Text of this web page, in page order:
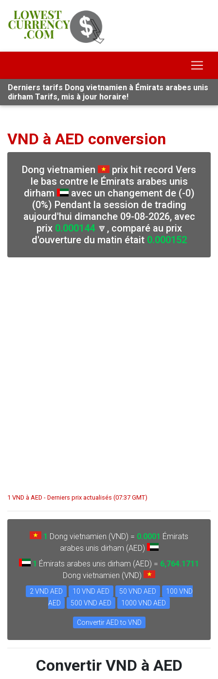
Derniers tarifs Dong vietnamien à Émirats arabes unis
dirham Tarifs, mis à jour horaire!
VND à AED conversion
Dong vietnamien
prix hit record Vers
le bas contre le Émirats arabes unis
dirham
avec un changement de (-0)
(0%) Pendant la session de trading
aujourd'hui dimanche 09-08-2026, avec
prix 0.000144🔽, comparé au prix
d'ouverture du matin était 0.000152
1 VND à AED - Derniers prix actualisés (07:37 GMT)
1 Dong vietnamien (VND) = 0.0001 Émirats
arabes unis dirham (AED)
1 Émirats arabes unis dirham (AED) = 6,764.1711
Dong vietnamien (VND)
2 VND AED 10 VND AED 50 VND AED
100 VND
AED
500 VND AED 1000 VND AED
Convertir AED to VND
Convertir VND à AED